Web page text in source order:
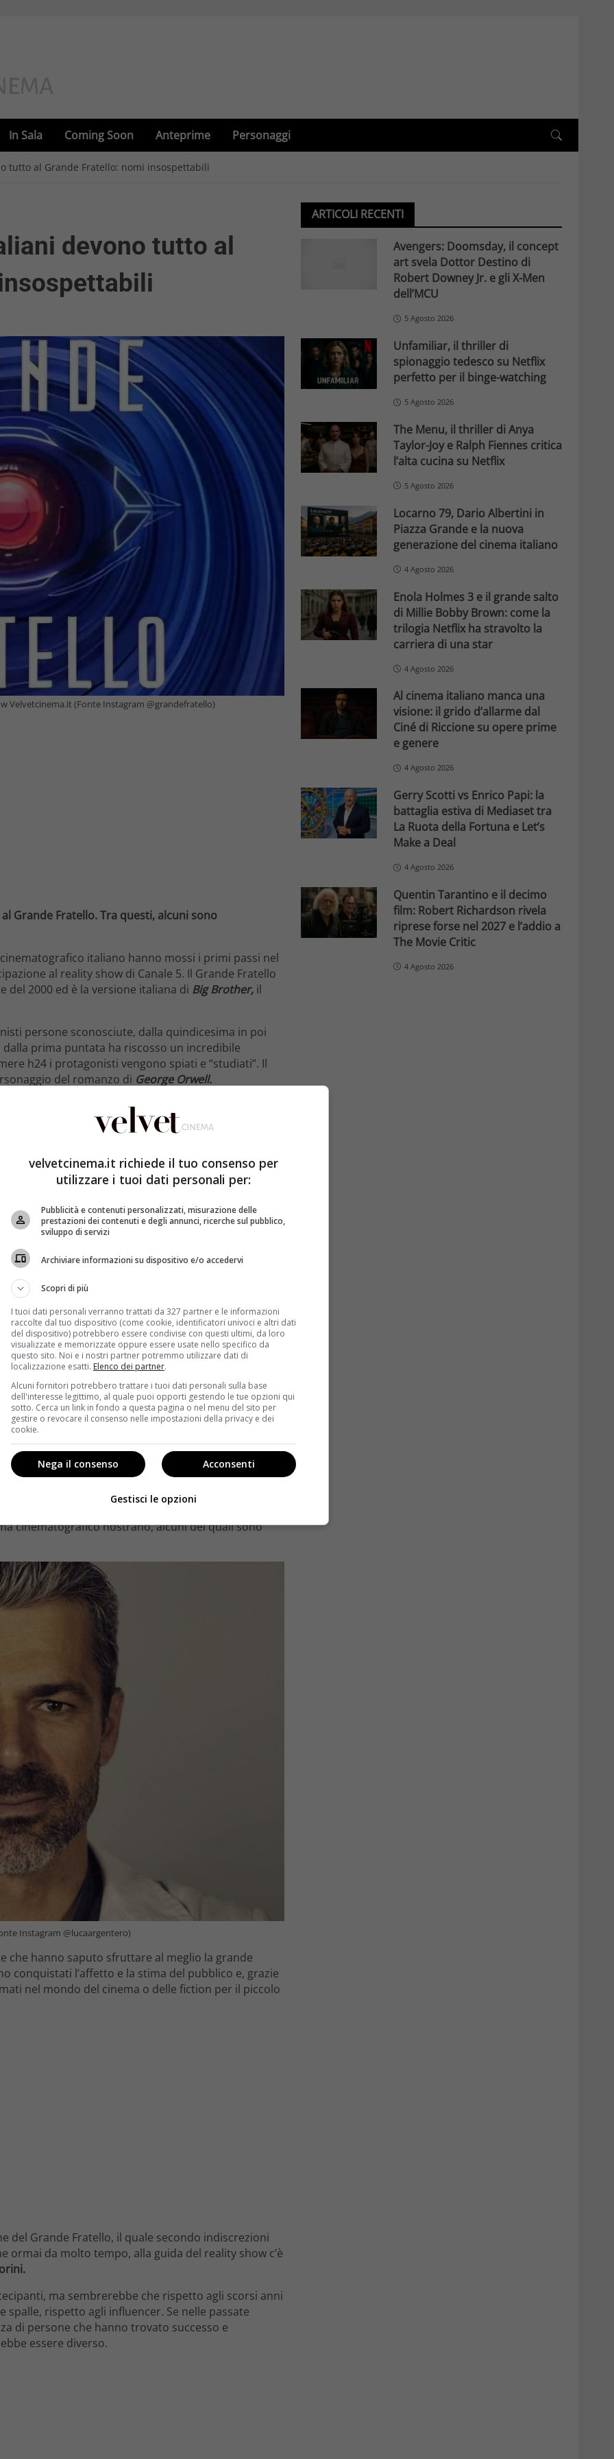
In Sala Coming Soon Anteprime Personaggi
tutto al Grande Fratello: nomi insospettabili
devono tutto al
Velvetcinema.it (Fonte Instagram @grandefratello)
Grande Fratello. Tra questi, alcuni sono
italiano hanno mossi i primi passi nel
al reality show di Canale 5. Il Grande Fratello
2000 ed è la versione italiana di Big Brother, il
persone sconosciute, dalla quindicesima in poi
dalla prima puntata ha riscosso un incredibile
h24 i protagonisti vengono spiati e “studiati”. Il
del romanzo di George Orwell.
a comprendere se individui tra di loro sconosciuti
stringessero legami di amicizia, sentimentali o
i protagonisti vengono ripresi notte e giorno
parti della personalità che altrimenti
hanno partecipato allo show
show ha fatto sì che venisse trasmesso per
volti sconosciuti o semi conosciuti che vi
Alcuni infatti degli attori più amati del momento
Luca Argentero, Laura Torrisi e Francesco
cinematografico nostrano, alcuni dei quali sono
Instagram @lucaargentero)
che hanno saputo sfruttare al meglio la grande
conquistati l’affetto e la stima del pubblico e, grazie
nel mondo del cinema o delle fiction per il piccolo
del Grande Fratello, il quale secondo indiscrezioni
ormai da molto tempo, alla guida del reality show c’è
ma sembrerebbe che rispetto agli scorsi anni
rispetto agli influencer. Se nelle passate
di persone che hanno trovato successo e
essere diverso.
ARTICOLI RECENTI
Avengers: Doomsday, il concept
art svela Dottor Destino di
Robert Downey Jr. e gli X-Men
dell’MCU
5 Agosto 2026
Unfamiliar, il thriller di
spionaggio tedesco su Netflix
perfetto per il binge-watching
5 Agosto 2026
The Menu, il thriller di Anya
Taylor-Joy e Ralph Fiennes critica
l’alta cucina su Netflix
5 Agosto 2026
Locarno 79, Dario Albertini in
Piazza Grande e la nuova
generazione del cinema italiano
4 Agosto 2026
Enola Holmes 3 e il grande salto
di Millie Bobby Brown: come la
trilogia Netflix ha stravolto la
carriera di una star
4 Agosto 2026
Al cinema italiano manca una
visione: il grido d’allarme dal
Ciné di Riccione su opere prime
e genere
4 Agosto 2026
Gerry Scotti vs Enrico Papi: la
battaglia estiva di Mediaset tra
La Ruota della Fortuna e Let’s
Make a Deal
4 Agosto 2026
Quentin Tarantino e il decimo
film: Robert Richardson rivela
riprese forse nel 2027 e l’addio a
The Movie Critic
4 Agosto 2026
velvetcinema.it richiede il tuo consenso per
utilizzare i tuoi dati personali per:
Pubblicità e contenuti personalizzati, misurazione delle
prestazioni dei contenuti e degli annunci, ricerche sul pubblico,
sviluppo di servizi
Archiviare informazioni su dispositivo e/o accedervi
Scopri di più
I tuoi dati personali verranno trattati da 327 partner e le informazioni
raccolte dal tuo dispositivo (come cookie, identificatori univoci e altri dati
del dispositivo) potrebbero essere condivise con questi ultimi, da loro
visualizzate e memorizzate oppure essere usate nello specifico da
questo sito. Noi e i nostri partner potremmo utilizzare dati di
localizzazione esatti. Elenco dei partner.
Alcuni fornitori potrebbero trattare i tuoi dati personali sulla base
dell'interesse legittimo, al quale puoi opporti gestendo le tue opzioni qui
sotto. Cerca un link in fondo a questa pagina o nel menu del sito per
gestire o revocare il consenso nelle impostazioni della privacy e dei
cookie.
Acconsenti
Nega il consenso
Gestisci le opzioni